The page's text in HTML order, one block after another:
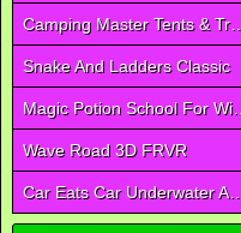
Camping Master Tents & Trees
Snake And Ladders Classic
Magic Potion School For Witch
Wave Road 3D FRVR
Car Eats Car Underwater Adventure FRVR